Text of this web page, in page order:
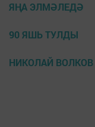
ЯҢА ЭЛМӘЛЕДӘ
90 ЯШЬ ТУЛДЫ
НИКОЛАЙ ВОЛКОВ